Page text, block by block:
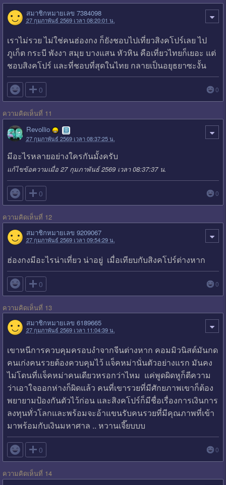
สมาชิกหมายเลข 7384098
27 กุมภาพันธ์ 2569 เวลา 08:20:01 น.
เราไม่รวย ไม่ใช่คนฮ่องกง ก็ยังชอบไปเที่ยวสิงคโปร์เลย ไป
ภูเก็ต กระบี พังงา สมุย บางแสน หัวหิน คือเที่ยวไทยก็เยอะ แต่
ชอบสิงคโปร์ และที่ชอบที่สุดในไทย กลายเป็นอยุธยาซะงั้น
 0 0
ความคิดเห็นที่ 11
Revollio
27 กุมภาพันธ์ 2569 เวลา 08:37:25 น.
มีอะไรหลายอย่างใครกันมั้งครับ
แก้ไขข้อความเมื่อ 27 กุมภาพันธ์ 2569 เวลา 08:37:37 น.
 0 0
ความคิดเห็นที่ 12
สมาชิกหมายเลข 9209067
27 กุมภาพันธ์ 2569 เวลา 09:54:29 น.
ฮ่องกงมีอะไรน่าเที่ยว น่าอยู่ เมื่อเทียบกับสิงคโปร์ต่างหาก
 0 0
ความคิดเห็นที่ 13
สมาชิกหมายเลข 6189665
27 กุมภาพันธ์ 2569 เวลา 11:04:39 น.
เขาหนีการควบคุมครอบงำจากจีนต่างหาก คอมมิวนิสต์มันกด
คนเก่งคนรวยต้องควบคุมไว้ แจ็คหม่านั่นตัวอย่างแรก มันคง
ไม่โดนที่แจ็คหม่าคนเดียวหรอกว่าไหม แค่พูดผิดหูก็ตีความ
ว่าเอาใจออกห่างก็ผิดแล้ว คนที่เขารวยที่มีศักยภาพเขาก็ต้อง
พยายามป้องกันตัวไว้ก่อน และสิงคโปร์ก็มีชื่อเรื่องการเงินการ
ลงทุนทั่วโลกและพร้อมจะอ้าแขนรับคนรวยที่มีคุณภาพที่เข้า
มาพร้อมกับเงินมหาศาล .. หวานเจี๊ยบบบ
 0 0
ความคิดเห็นที่ 14